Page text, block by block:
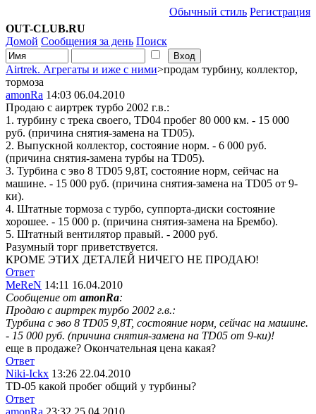
Обычный стиль Регистрация
OUT-CLUB.RU
Домой Сообщения за день Поиск
Airtrek. Агрегаты и иже с ними>продам турбину, коллектор,
тормоза
amonRa 14:03 06.04.2010
Продаю с аиртрек турбо 2002 г.в.:
1. турбину с трека своего, TD04 пробег 80 000 км. - 15 000
руб. (причина снятия-замена на TD05).
2. Выпускной коллектор, состояние норм. - 6 000 руб.
(причина снятия-замена турбы на TD05).
3. Турбина с эво 8 TD05 9,8Т, состояние норм, сейчас на
машине. - 15 000 руб. (причина снятия-замена на TD05 от 9-
ки).
4. Штатные тормоза с турбо, суппорта-диски состояние
хорошее. - 15 000 р. (причина снятия-замена на Брембо).
5. Штатный вентилятор правый. - 2000 руб.
Разумный торг приветствуется.
КРОМЕ ЭТИХ ДЕТАЛЕЙ НИЧЕГО НЕ ПРОДАЮ!
Ответ
MeReN 14:11 16.04.2010
Сообщение от amonRa:
Продаю с аиртрек турбо 2002 г.в.:
Турбина с эво 8 TD05 9,8Т, состояние норм, сейчас на машине.
- 15 000 руб. (причина снятия-замена на TD05 от 9-ки)!
еще в продаже? Окончательная цена какая?
Ответ
Niki-Ickx 13:26 22.04.2010
TD-05 какой пробег общий у турбины?
Ответ
amonRa 23:32 25.04.2010